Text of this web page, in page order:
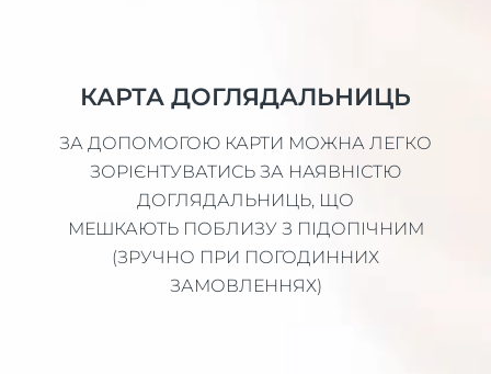
КАРТА ДОГЛЯДАЛЬНИЦЬ
ЗА ДОПОМОГОЮ КАРТИ МОЖНА ЛЕГКО
ЗОРІЄНТУВАТИСЬ ЗА НАЯВНІСТЮ
ДОГЛЯДАЛЬНИЦЬ, ЩО
МЕШКАЮТЬ ПОБЛИЗУ З ПІДОПІЧНИМ
(ЗРУЧНО ПРИ ПОГОДИННИХ
ЗАМОВЛЕННЯХ)